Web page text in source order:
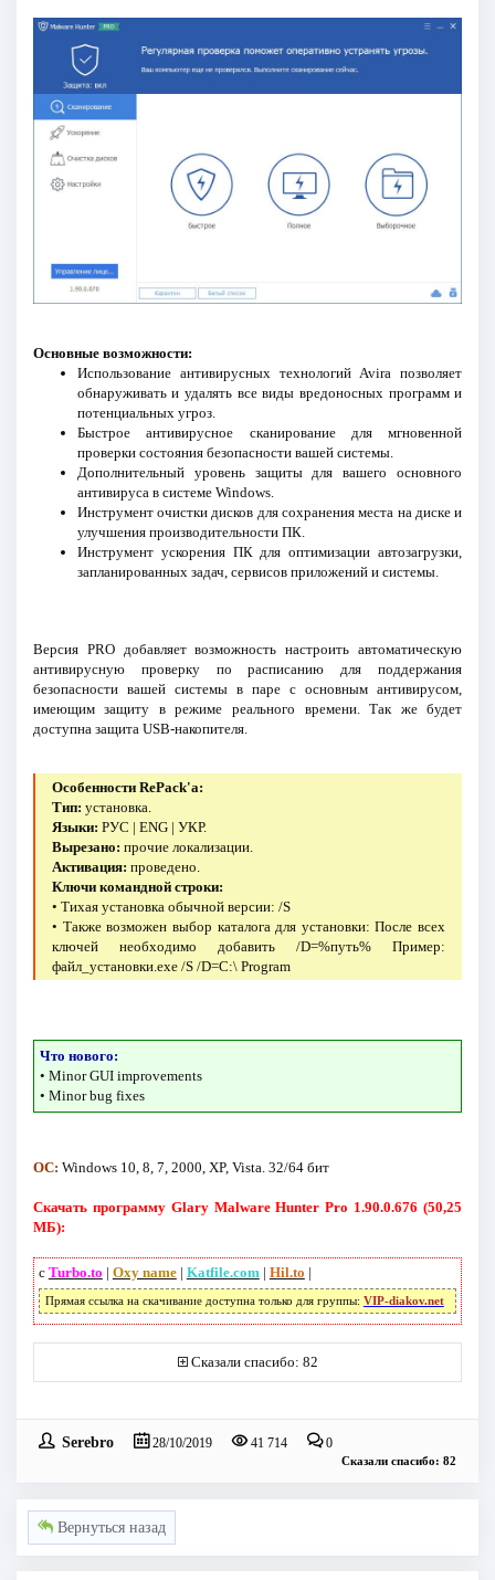
Основные возможности:
Использование антивирусных технологий Avira позволяет
обнаруживать и удалять все виды вредоносных программ и
потенциальных угроз.
Быстрое антивирусное сканирование для мгновенной
проверки состояния безопасности вашей системы.
Дополнительный уровень защиты для вашего основного
антивируса в системе Windows.
Инструмент очистки дисков для сохранения места на диске и
улучшения производительности ПК.
Инструмент ускорения ПК для оптимизации автозагрузки,
запланированных задач, сервисов приложений и системы.
Версия PRO добавляет возможность настроить автоматическую
антивирусную проверку по расписанию для поддержания
безопасности вашей системы в паре с основным антивирусом,
имеющим защиту в режиме реального времени. Так же будет
доступна защита USB-накопителя.
Особенности RePack'a:
Тип: установка.
Языки: РУС | ENG | УКР.
Вырезано: прочие локализации.
Активация: проведено.
Ключи командной строки:
• Тихая установка обычной версии: /S
• Также возможен выбор каталога для установки: После всех
ключей необходимо добавить /D=%путь% Пример:
файл_установки.exe /S /D=C:\ Program
Что нового:
• Minor GUI improvements
• Minor bug fixes
ОС: Windows 10, 8, 7, 2000, XP, Vista. 32/64 бит
Скачать программу Glary Malware Hunter Pro 1.90.0.676 (50,25
МБ):
с Turbo.to | Oxy name| Katfile.com| Hil.to |
Прямая ссылка на скачивание доступна только для группы: VIP-diakov.net
Сказали спасибо: 82
Serebro 28/10/2019 41 714 0
Сказали спасибо: 82
Вернуться назад